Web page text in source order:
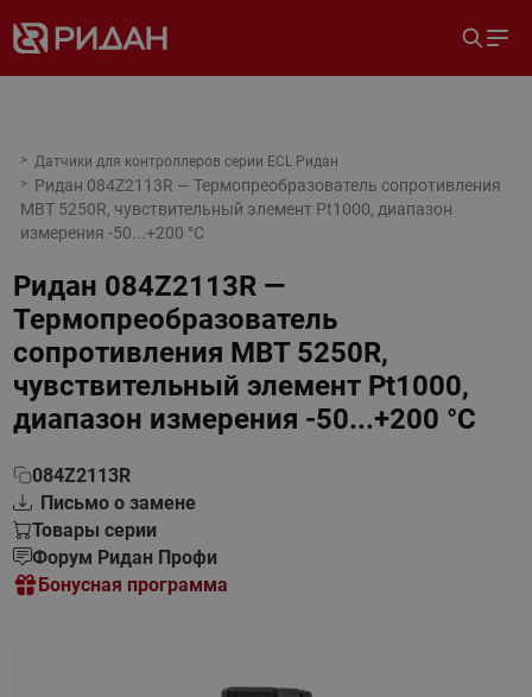
Датчики для контроллеров серии ECL Ридан
Ридан 084Z2113R — Термопреобразователь сопротивления
MBT 5250R, чувствительный элемент Pt1000, диапазон
измерения -50...+200 °С
Ридан 084Z2113R —
Термопреобразователь
сопротивления MBT 5250R,
чувствительный элемент Pt1000,
диапазон измерения -50...+200 °С
084Z2113R
Письмо о замене
Товары серии
Форум Ридан Профи
Бонусная программа